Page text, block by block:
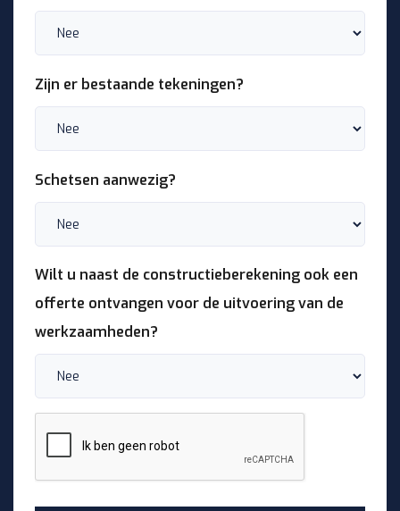
Zijn er bestaande tekeningen?
Schetsen aanwezig?
Wilt u naast de constructieberekening ook een
offerte ontvangen voor de uitvoering van de
werkzaamheden?